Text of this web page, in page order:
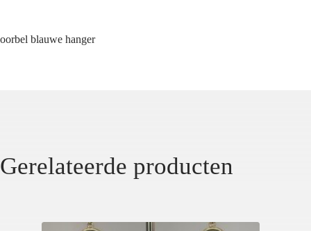
oorbel blauwe hanger
Gerelateerde producten